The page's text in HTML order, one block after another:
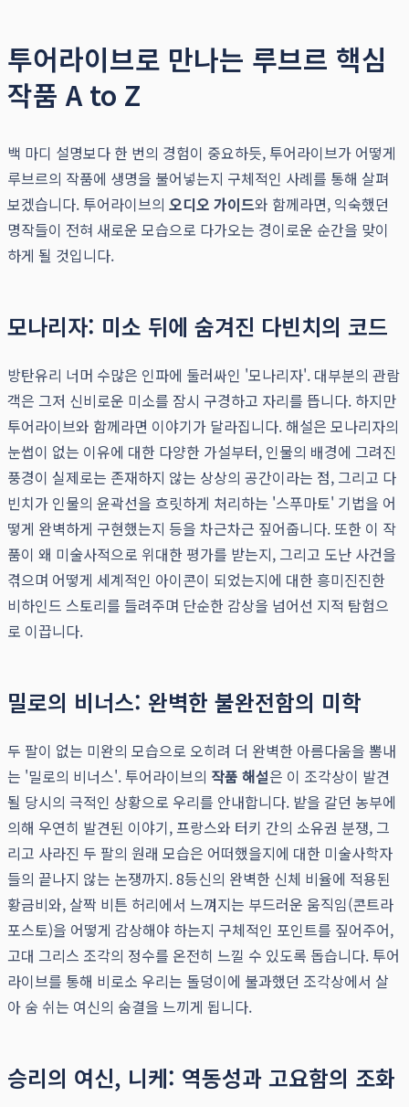
투어라이브로 만나는 루브르 핵심
작품 A to Z
백 마디 설명보다 한 번의 경험이 중요하듯, 투어라이브가 어떻게
루브르의 작품에 생명을 불어넣는지 구체적인 사례를 통해 살펴
보겠습니다. 투어라이브의 오디오 가이드와 함께라면, 익숙했던
명작들이 전혀 새로운 모습으로 다가오는 경이로운 순간을 맞이
하게 될 것입니다.
모나리자: 미소 뒤에 숨겨진 다빈치의 코드
방탄유리 너머 수많은 인파에 둘러싸인 '모나리자'. 대부분의 관람
객은 그저 신비로운 미소를 잠시 구경하고 자리를 뜹니다. 하지만
투어라이브와 함께라면 이야기가 달라집니다. 해설은 모나리자의
눈썹이 없는 이유에 대한 다양한 가설부터, 인물의 배경에 그려진
풍경이 실제로는 존재하지 않는 상상의 공간이라는 점, 그리고 다
빈치가 인물의 윤곽선을 흐릿하게 처리하는 '스푸마토' 기법을 어
떻게 완벽하게 구현했는지 등을 차근차근 짚어줍니다. 또한 이 작
품이 왜 미술사적으로 위대한 평가를 받는지, 그리고 도난 사건을
겪으며 어떻게 세계적인 아이콘이 되었는지에 대한 흥미진진한
비하인드 스토리를 들려주며 단순한 감상을 넘어선 지적 탐험으
로 이끕니다.
밀로의 비너스: 완벽한 불완전함의 미학
두 팔이 없는 미완의 모습으로 오히려 더 완벽한 아름다움을 뽐내
는 '밀로의 비너스'. 투어라이브의 작품 해설은 이 조각상이 발견
될 당시의 극적인 상황으로 우리를 안내합니다. 밭을 갈던 농부에
의해 우연히 발견된 이야기, 프랑스와 터키 간의 소유권 분쟁, 그
리고 사라진 두 팔의 원래 모습은 어떠했을지에 대한 미술사학자
들의 끝나지 않는 논쟁까지. 8등신의 완벽한 신체 비율에 적용된
황금비와, 살짝 비튼 허리에서 느껴지는 부드러운 움직임(콘트라
포스토)을 어떻게 감상해야 하는지 구체적인 포인트를 짚어주어,
고대 그리스 조각의 정수를 온전히 느낄 수 있도록 돕습니다. 투어
라이브를 통해 비로소 우리는 돌덩이에 불과했던 조각상에서 살
아 숨 쉬는 여신의 숨결을 느끼게 됩니다.
승리의 여신, 니케: 역동성과 고요함의 조화